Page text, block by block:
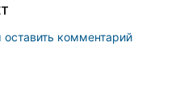
оставить комментарий